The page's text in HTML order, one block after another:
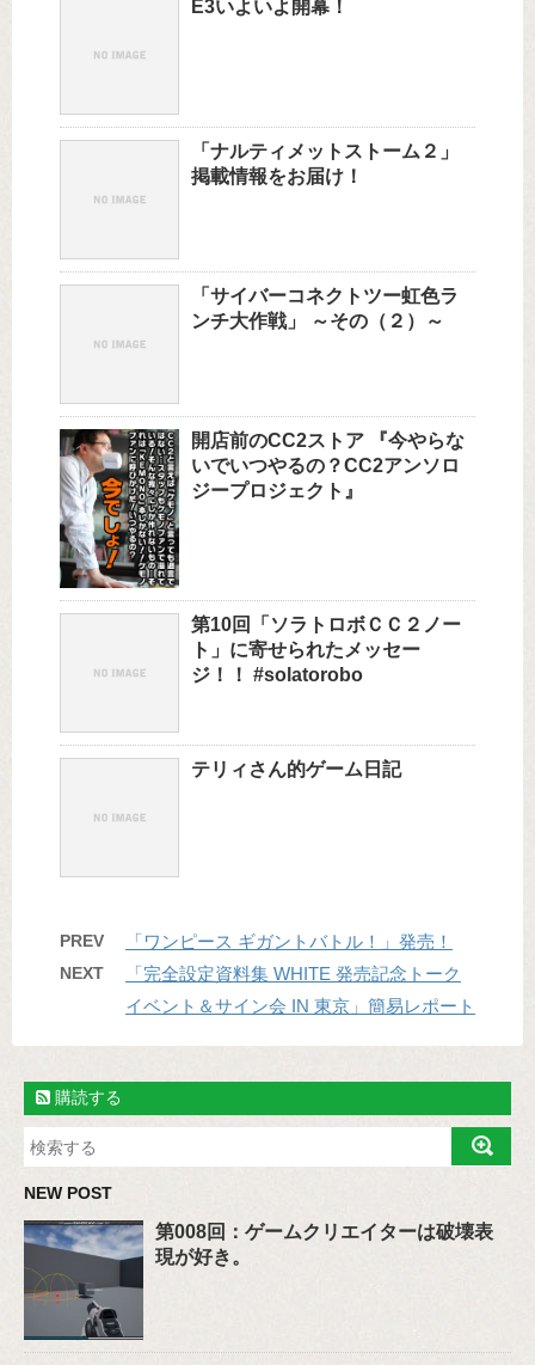
E3いよいよ開幕！
「ナルティメットストーム２」
掲載情報をお届け！
「サイバーコネクトツー虹色ラ
ンチ大作戦」 ～その（２）～
開店前のCC2ストア 『今やらな
いでいつやるの？CC2アンソロ
ジープロジェクト』
第10回「ソラトロボＣＣ２ノー
ト」に寄せられたメッセー
ジ！！ #solatorobo
テリィさん的ゲーム日記
PREV 「ワンピース ギガントバトル！」発売！
NEXT
「完全設定資料集 WHITE 発売記念トーク
イベント＆サイン会 IN 東京」簡易レポート
購読する
NEW POST
第008回：ゲームクリエイターは破壊表
現が好き。